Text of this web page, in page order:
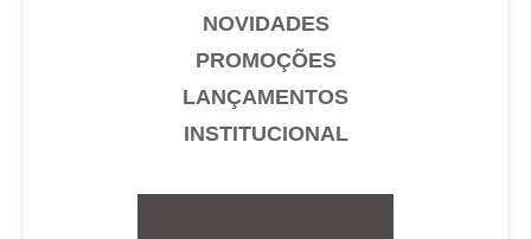
NOVIDADES
PROMOÇÕES
LANÇAMENTOS
INSTITUCIONAL